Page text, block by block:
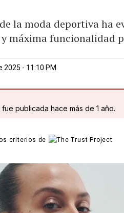
la moda deportiva ha
máxima funcionalidad
2025 - 11:10 PM
fue publicada hace más de 1 año.
criterios de